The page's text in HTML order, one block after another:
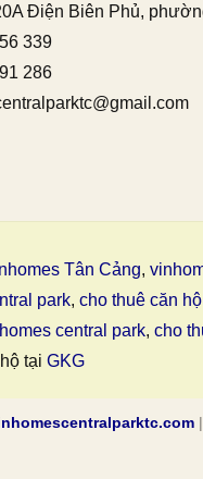
Điện Biên Phủ,
339
286
Tân Cảng,
park, cho thuê căn
central park, cho
tại GKG
|